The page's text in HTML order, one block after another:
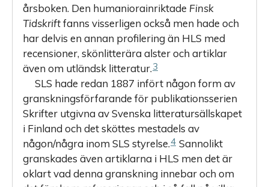
årsboken. Den humaniorainriktade Finsk
Tidskriftfanns visserligen också men hade och
har delvis en annan profilering än HLS med
recensioner, skönlitterära alster och artiklar
även om utländsk litteratur.3
SLS hade redan 1887 infört någon form av
granskningsförfarande för publikationsserien
Skrifter utgivna av Svenska litteratursällskapet
i Finland och det sköttes mestadels av
någon/några inom SLS styrelse.4 Sannolikt
granskades även artiklarna i HLS men det är
oklart vad denna granskning innebar och om